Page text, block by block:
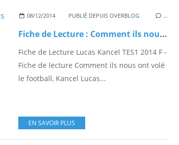
08/12/2014 PUBLIÉ DEPUIS OVERBLOG …
Fiche de Lecture : Comment ils nous ont volé le football
Fiche de Lecture Lucas Kancel TES1 2014 F -
Fiche de lecture Comment ils nous ont volé
le football, Kancel Lucas...
EN SAVOIR PLUS